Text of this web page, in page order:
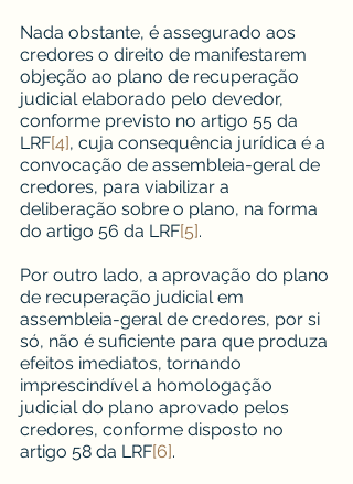
Nada obstante, é assegurado aos
credores o direito de manifestarem
objeção ao plano de recuperação
judicial elaborado pelo devedor,
conforme previsto no artigo 55 da
LRF[4], cuja consequência jurídica é a
convocação de assembleia-geral de
credores, para viabilizar a
deliberação sobre o plano, na forma
do artigo 56 da LRF[5].
Por outro lado, a aprovação do plano
de recuperação judicial em
assembleia-geral de credores, por si
só, não é suficiente para que produza
efeitos imediatos, tornando
imprescindível a homologação
judicial do plano aprovado pelos
credores, conforme disposto no
artigo 58 da LRF[6].